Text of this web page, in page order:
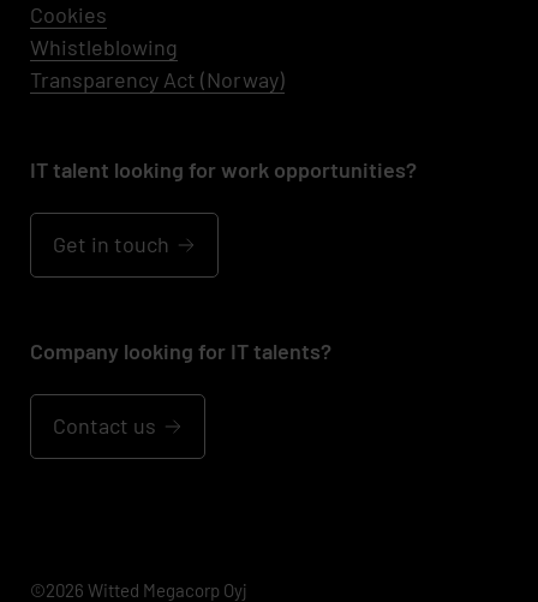
Cookies
Whistleblowing
Transparency Act (Norway)
IT talent looking for work opportunities?
Get in touch
Company looking for IT talents?
Contact us
©2026 Witted Megacorp Oyj